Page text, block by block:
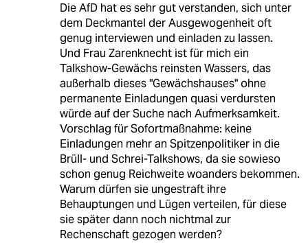
Die AfD hat es sehr gut verstanden, sich unter
dem Deckmantel der Ausgewogenheit oft
genug interviewen und einladen zu lassen.
Und Frau Zarenknecht ist für mich ein
Talkshow-Gewächs reinsten Wassers, das
außerhalb dieses "Gewächshauses" ohne
permanente Einladungen quasi verdursten
würde auf der Suche nach Aufmerksamkeit.
Vorschlag für Sofortmaßnahme: keine
Einladungen mehr an Spitzenpolitiker in die
Brüll- und Schrei-Talkshows, da sie sowieso
schon genug Reichweite woanders bekommen.
Warum dürfen sie ungestraft ihre
Behauptungen und Lügen verteilen, für diese
sie später dann noch nichtmal zur
Rechenschaft gezogen werden?